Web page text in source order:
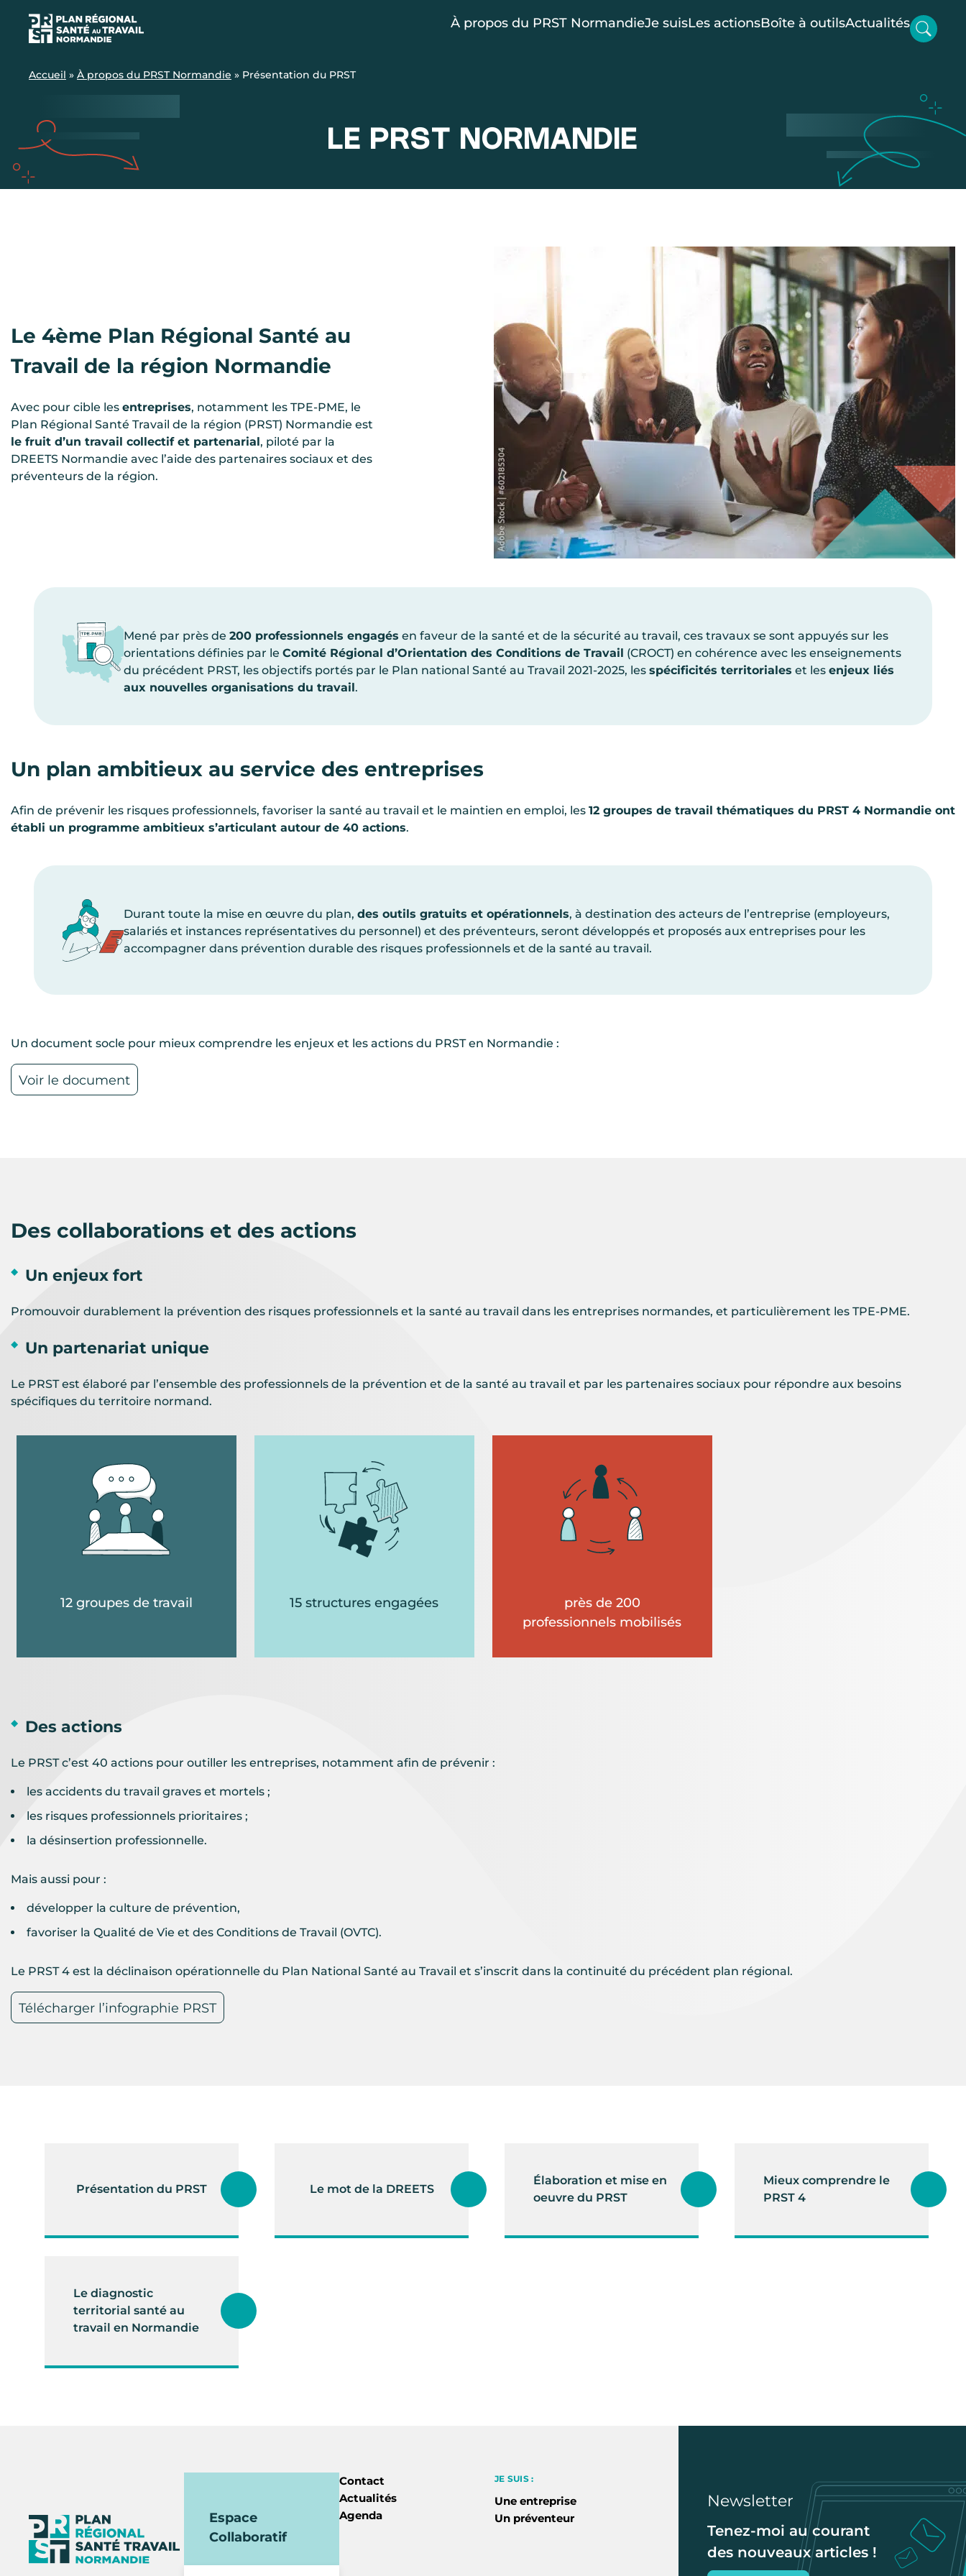
À propos du PRST NormandieJe suisLes actionsBoîte à outilsActualités
Accueil » À propos du PRST Normandie » Présentation du PRST
LE PRST NORMANDIE
Le 4ème Plan Régional Santé au
Travail de la région Normandie
Avec pour cible les entreprises, notamment les TPE-PME, le
Plan Régional Santé Travail de la région (PRST) Normandie est
le fruit d’un travail collectif et partenarial, piloté par la
DREETS Normandie avec l’aide des partenaires sociaux et des
préventeurs de la région.
Mené par près de 200 professionnels engagés en faveur de la santé et de la sécurité au travail, ces travaux se sont appuyés sur les
orientations définies par le Comité Régional d’Orientation des Conditions de Travail (CROCT) en cohérence avec les enseignements
du précédent PRST, les objectifs portés par le Plan national Santé au Travail 2021-2025, les spécificités territoriales et les enjeux liés
aux nouvelles organisations du travail.
Un plan ambitieux au service des entreprises
Afin de prévenir les risques professionnels, favoriser la santé au travail et le maintien en emploi, les 12 groupes de travail thématiques du PRST 4 Normandie ont
établi un programme ambitieux s’articulant autour de 40 actions.
Durant toute la mise en œuvre du plan, des outils gratuits et opérationnels, à destination des acteurs de l’entreprise (employeurs,
salariés et instances représentatives du personnel) et des préventeurs, seront développés et proposés aux entreprises pour les
accompagner dans prévention durable des risques professionnels et de la santé au travail.
Un document socle pour mieux comprendre les enjeux et les actions du PRST en Normandie :
Voir le document
Des collaborations et des actions
Un enjeux fort
Promouvoir durablement la prévention des risques professionnels et la santé au travail dans les entreprises normandes, et particulièrement les TPE-PME.
Un partenariat unique
Le PRST est élaboré par l’ensemble des professionnels de la prévention et de la santé au travail et par les partenaires sociaux pour répondre aux besoins
spécifiques du territoire normand.
12 groupes de travail 15 structures engagées
près de 200
professionnels mobilisés
Des actions
Le PRST c’est 40 actions pour outiller les entreprises, notamment afin de prévenir :
les accidents du travail graves et mortels ;
les risques professionnels prioritaires ;
la désinsertion professionnelle.
Mais aussi pour :
développer la culture de prévention,
favoriser la Qualité de Vie et des Conditions de Travail (OVTC).
Le PRST 4 est la déclinaison opérationnelle du Plan National Santé au Travail et s’inscrit dans la continuité du précédent plan régional.
Télécharger l’infographie PRST
Présentation du PRST Le mot de la DREETS
Élaboration et mise en
oeuvre du PRST
Mieux comprendre le
PRST 4
Le diagnostic
territorial santé au
travail en Normandie
Espace
Collaboratif
Contact
Actualités
Agenda
JE SUIS :
Une entreprise
Un préventeur
Newsletter
Tenez-moi au courant
des nouveaux articles !